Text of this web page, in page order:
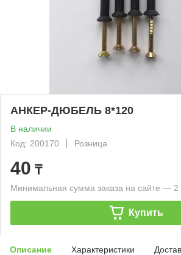
АНКЕР-ДЮБЕЛЬ 8*120
В наличии
Код: 200170
Розница
40 ₸
Минимальная сумма заказа на сайте — 2
Купить
Описание Характеристики